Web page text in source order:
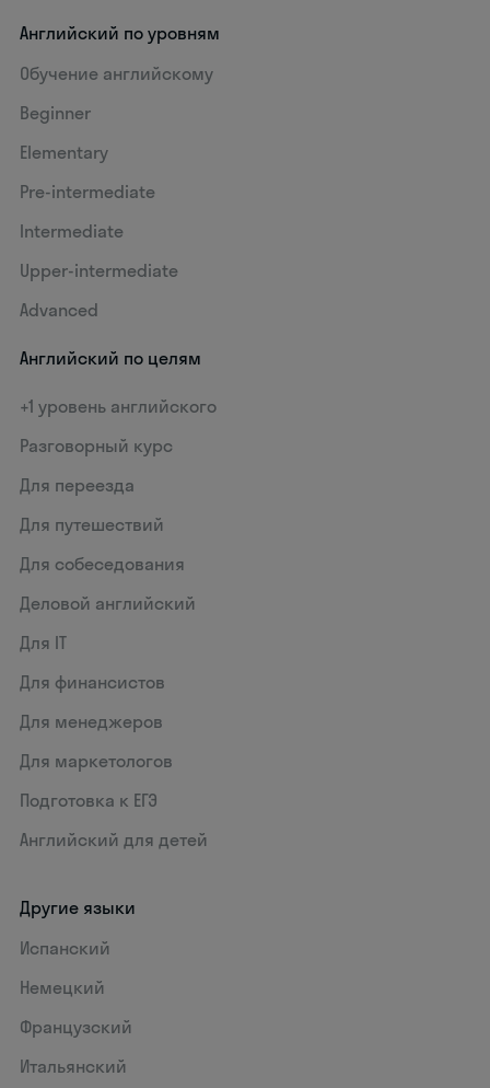
Английский по уровням
Обучение английскому
Beginner
Elementary
Pre-intermediate
Intermediate
Upper-intermediate
Advanced
Английский по целям
+1 уровень английского
Разговорный курс
Для переезда
Для путешествий
Для собеседования
Деловой английский
Для IT
Для финансистов
Для менеджеров
Для маркетологов
Подготовка к ЕГЭ
Английский для детей
Другие языки
Испанский
Немецкий
Французский
Итальянский